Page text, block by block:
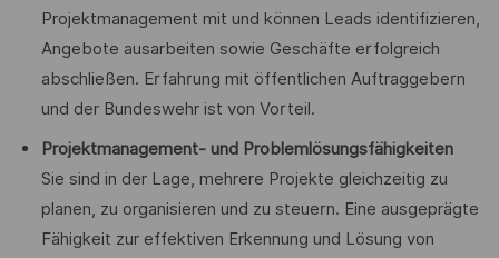
Projektmanagement mit und können Leads identifizieren,
Angebote ausarbeiten sowie Geschäfte erfolgreich
abschließen. Erfahrung mit öffentlichen Auftraggebern
und der Bundeswehr ist von Vorteil.
Projektmanagement- und Problemlösungsfähigkeiten
Sie sind in der Lage, mehrere Projekte gleichzeitig zu
planen, zu organisieren und zu steuern. Eine ausgeprägte
Fähigkeit zur effektiven Erkennung und Lösung von